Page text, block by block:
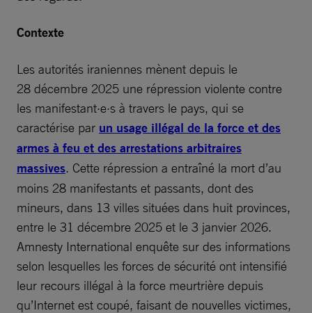
Contexte
Les autorités iraniennes mènent depuis le
28 décembre 2025 une répression violente contre
les manifestant·e·s à travers le pays, qui se
caractérise par un usage illégal de la force et des
armes à feu et des arrestations arbitraires
massives. Cette répression a entraîné la mort d’au
moins 28 manifestants et passants, dont des
mineurs, dans 13 villes situées dans huit provinces,
entre le 31 décembre 2025 et le 3 janvier 2026.
Amnesty International enquête sur des informations
selon lesquelles les forces de sécurité ont intensifié
leur recours illégal à la force meurtrière depuis
qu’Internet est coupé, faisant de nouvelles victimes,